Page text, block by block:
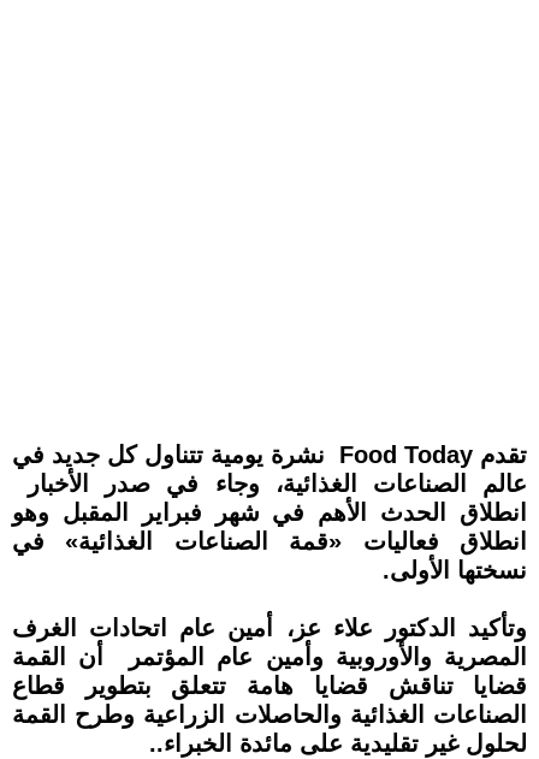
تقدم Food Today نشرة يومية تتناول كل جديد في
عالم الصناعات الغذائية، وجاء في صدر الأخبار
انطلاق الحدث الأهم في شهر فبراير المقبل وهو
انطلاق فعاليات «قمة الصناعات الغذائية» في
نسختها الأولى.
وتأكيد الدكتور علاء عز، أمين عام اتحادات الغرف
المصرية والأوروبية وأمين عام المؤتمر أن القمة
قضايا تناقش قضايا هامة تتعلق بتطوير قطاع
الصناعات الغذائية والحاصلات الزراعية وطرح القمة
لحلول غير تقليدية على مائدة الخبراء..